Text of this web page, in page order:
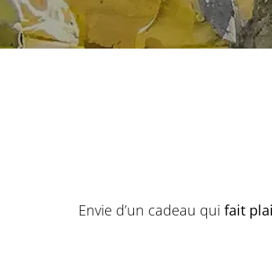
Envie d’un cadeau qui fait